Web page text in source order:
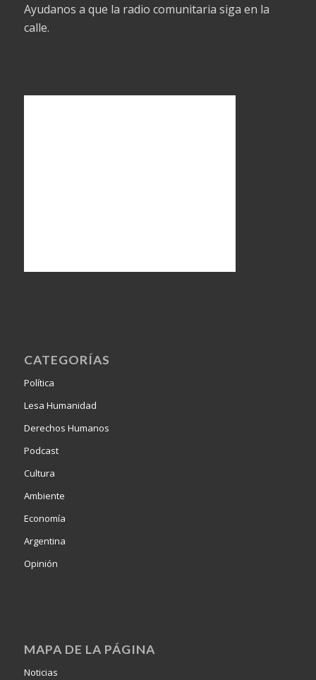
Ayudanos a que la radio comunitaria siga en la
calle.
CATEGORÍAS
Política
Lesa Humanidad
Derechos Humanos
Podcast
Cultura
Ambiente
Economía
Argentina
Opinión
MAPA DE LA PÁGINA
Noticias